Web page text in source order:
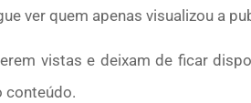
ver quem apenas visualizou a
vistas e deixam de ficar
conteúdo.